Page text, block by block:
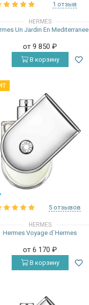
1 отзыв
HERMES
Un Jardin En Mediterranee
от 9 850₽
В корзину
5 отзывов
HERMES
Hermes Voyage d`Hermes
от 6 170₽
В корзину